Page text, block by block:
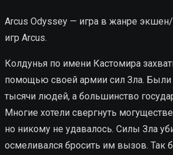
Arcus Odyssey — игра в жанре
игр Arcus.
Колдунья по имени Кастомира
помощью своей армии сил Зла. Были
тысячи людей, а большинство
Многие хотели свергнуть
но никому не удавалось. Силы Зла
осмеливался бросить им вызов. Так